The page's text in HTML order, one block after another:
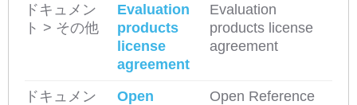
ドキュメン
ト > その他
Evaluation
products
license
agreement
Evaluation
products license
agreement
ドキュメン
Open
Open Reference